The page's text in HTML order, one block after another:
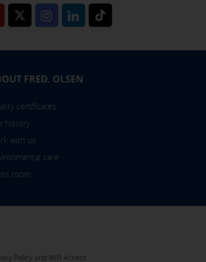
FRED. OLSEN
certificates
history
with us
care
room
Policy and WiFi Access